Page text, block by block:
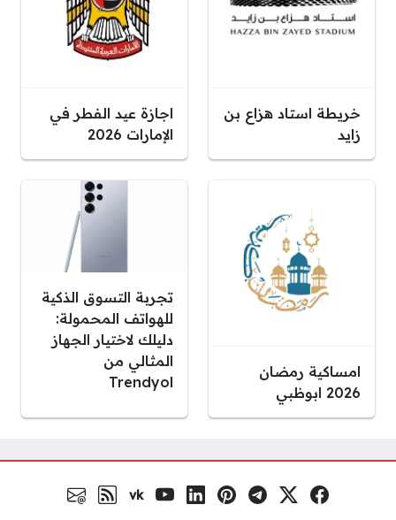
خريطة استاد هزاع بن
زايد
اجازة عيد الفطر في
الإمارات 2026
امساكية رمضان
2026 ابوظبي
تجربة التسوق الذكية
للهواتف المحمولة:
دليلك لاختيار الجهاز
المثالي من
Trendyol
مواقع التواصل فيسبوكمنصة إكس
تلغرامبنترستلينكد إنيوتيوبvk
VK.com
رابط RSS البريد